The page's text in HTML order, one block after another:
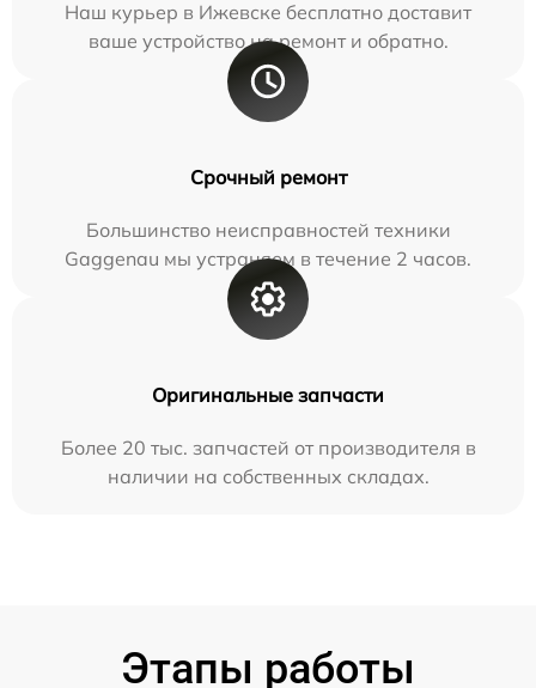
Наш курьер в Ижевске бесплатно доставит
ваше устройство на ремонт и обратно.
Срочный ремонт
Большинство неисправностей техники
Gaggenau мы устраняем в течение 2 часов.
Оригинальные запчасти
Более 20 тыс. запчастей от производителя в
наличии на собственных складах.
Этапы работы